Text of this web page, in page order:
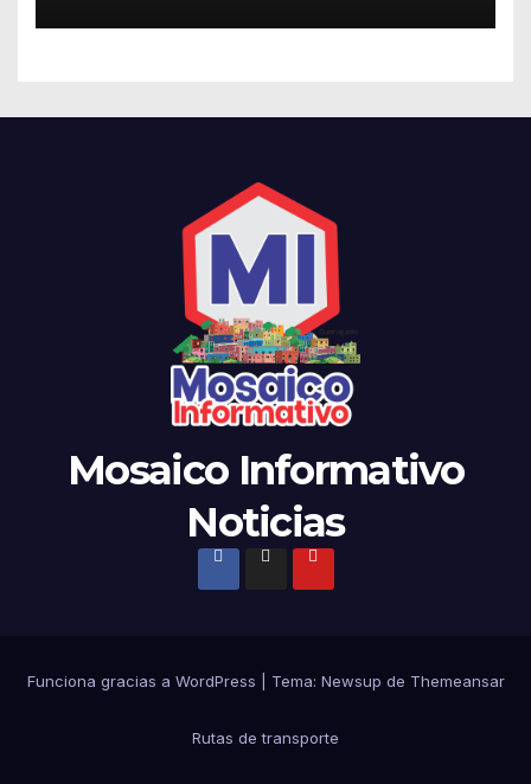
Mosaico Informativo
Noticias
Funciona gracias a WordPress Tema: Newsup de Themeansar
Rutas de transporte